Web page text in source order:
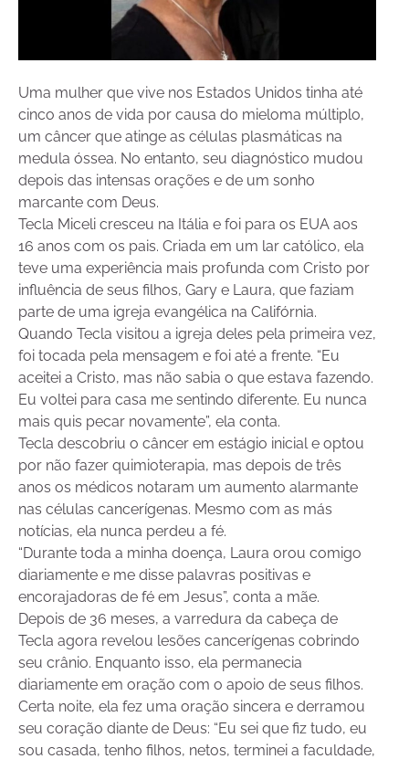
Uma mulher que vive nos Estados Unidos tinha até
cinco anos de vida por causa do mieloma múltiplo,
um câncer que atinge as células plasmáticas na
medula óssea. No entanto, seu diagnóstico mudou
depois das intensas orações e de um sonho
marcante com Deus.
Tecla Miceli cresceu na Itália e foi para os EUA aos
16 anos com os pais. Criada em um lar católico, ela
teve uma experiência mais profunda com Cristo por
influência de seus filhos, Gary e Laura, que faziam
parte de uma igreja evangélica na Califórnia.
Quando Tecla visitou a igreja deles pela primeira vez,
foi tocada pela mensagem e foi até a frente. “Eu
aceitei a Cristo, mas não sabia o que estava fazendo.
Eu voltei para casa me sentindo diferente. Eu nunca
mais quis pecar novamente”, ela conta.
Tecla descobriu o câncer em estágio inicial e optou
por não fazer quimioterapia, mas depois de três
anos os médicos notaram um aumento alarmante
nas células cancerígenas. Mesmo com as más
notícias, ela nunca perdeu a fé.
“Durante toda a minha doença, Laura orou comigo
diariamente e me disse palavras positivas e
encorajadoras de fé em Jesus”, conta a mãe.
Depois de 36 meses, a varredura da cabeça de
Tecla agora revelou lesões cancerígenas cobrindo
seu crânio. Enquanto isso, ela permanecia
diariamente em oração com o apoio de seus filhos.
Certa noite, ela fez uma oração sincera e derramou
seu coração diante de Deus: “Eu sei que fiz tudo, eu
sou casada, tenho filhos, netos, terminei a faculdade,